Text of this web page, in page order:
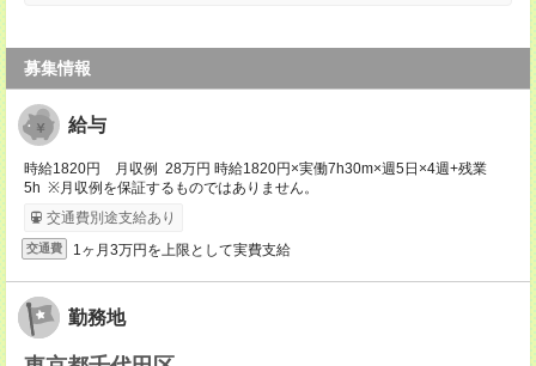
募集情報
給与
時給1820円 月収例 28万円 時給1820円×実働7h30m×週5日×4週+残業
5h ※月収例を保証するものではありません。
交通費別途支給あり
交通費 1ヶ月3万円を上限として実費支給
勤務地